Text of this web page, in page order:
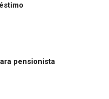
pensionista